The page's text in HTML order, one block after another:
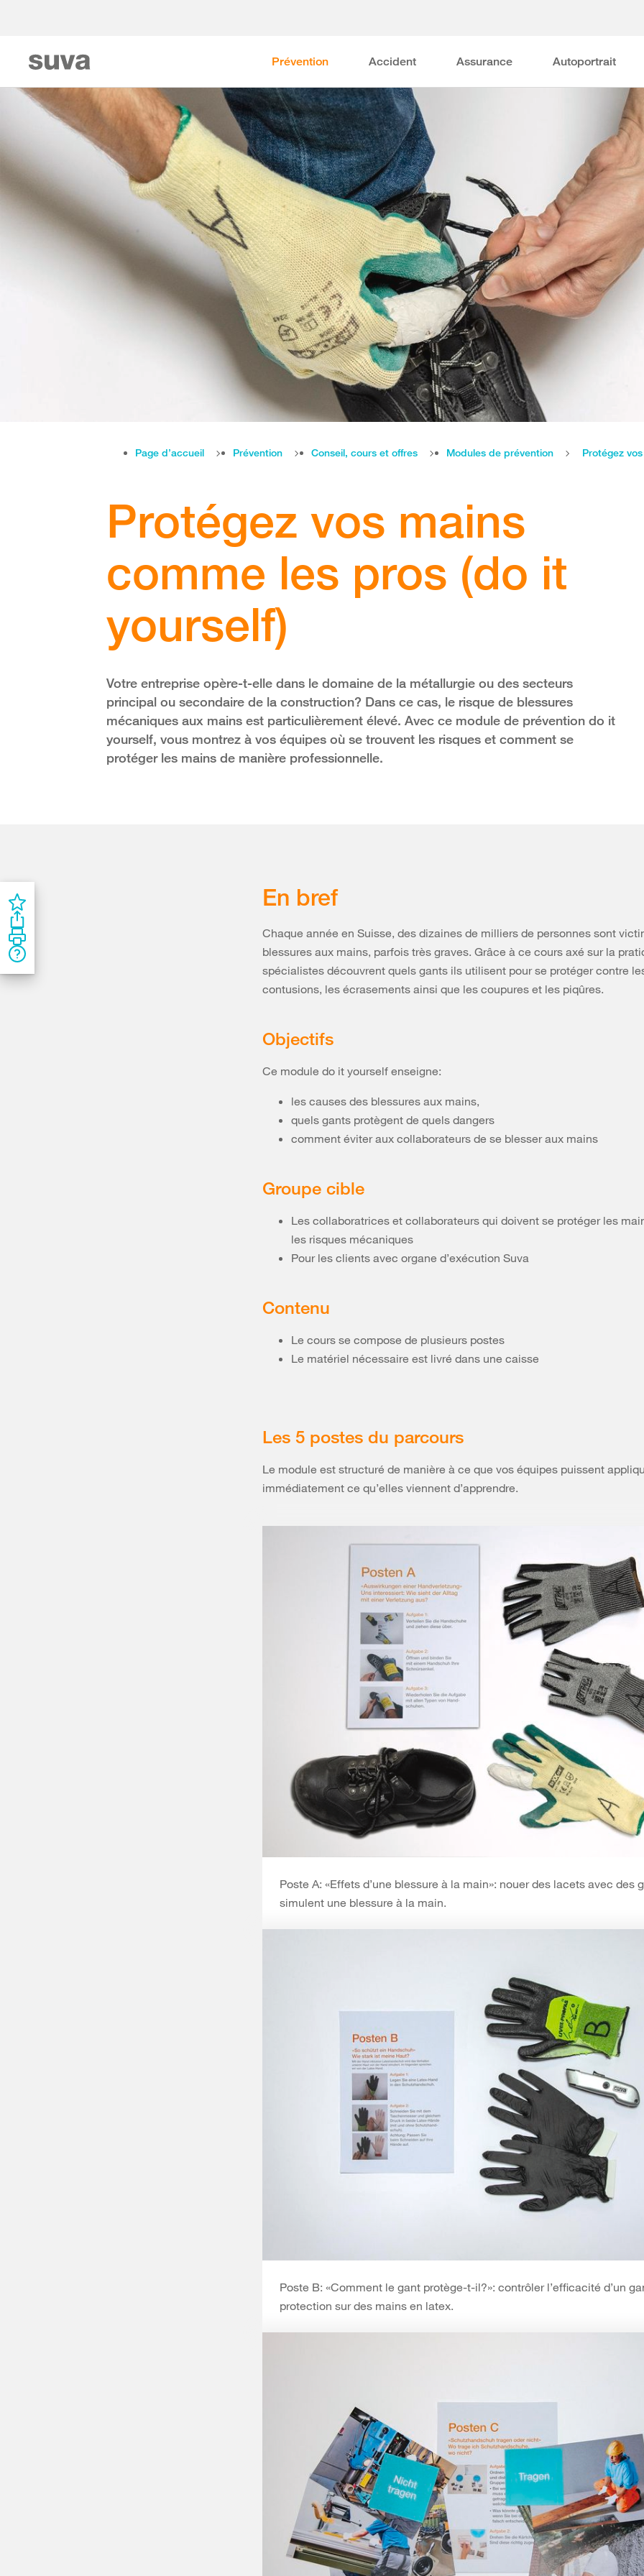
Prévention Accident Assurance Autoportrait
Page d’accueil Prévention Conseil, cours et offres Modules de prévention Protégez
Protégez vos mains
comme les pros (do it
yourself)
Votre entreprise opère-t-elle dans le domaine de la métallurgie ou des secteurs
principal ou secondaire de la construction? Dans ce cas, le risque de blessures
mécaniques aux mains est particulièrement élevé. Avec ce module de prévention do it
yourself, vous montrez à vos équipes où se trouvent les risques et comment se
protéger les mains de manière professionnelle.
En bref
Chaque année en Suisse, des dizaines de milliers de personnes sont
blessures aux mains, parfois très graves. Grâce à ce cours axé sur la
spécialistes découvrent quels gants ils utilisent pour se protéger contre
contusions, les écrasements ainsi que les coupures et les piqûres.
Objectifs
Ce module do it yourself enseigne:
les causes des blessures aux mains,
quels gants protègent de quels dangers
comment éviter aux collaborateurs de se blesser aux mains
Groupe cible
Les collaboratrices et collaborateurs qui doivent se protéger les
les risques mécaniques
Pour les clients avec organe d’exécution Suva
Contenu
Le cours se compose de plusieurs postes
Le matériel nécessaire est livré dans une caisse
Les 5 postes du parcours
Le module est structuré de manière à ce que vos équipes puissent
immédiatement ce qu’elles viennent d’apprendre.
Poste A: «Effets d’une blessure à la main»: nouer des lacets avec des
simulent une blessure à la main.
Poste B: «Comment le gant protège-t-il?»: contrôler l’efficacité d’un
protection sur des mains en latex.